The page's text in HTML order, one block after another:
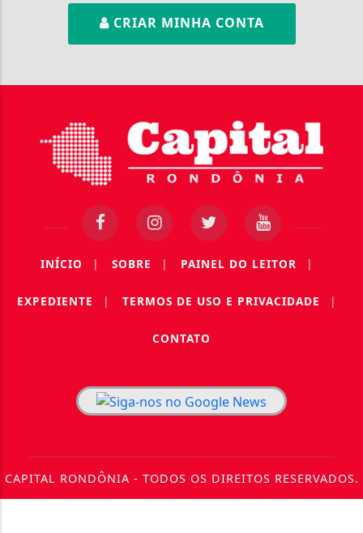
CRIAR MINHA CONTA
INÍCIO | SOBRE | PAINEL DO LEITOR |
EXPEDIENTE | TERMOS DE USO E PRIVACIDADE |
CONTATO
CAPITAL RONDÔNIA - TODOS OS DIREITOS RESERVADOS.